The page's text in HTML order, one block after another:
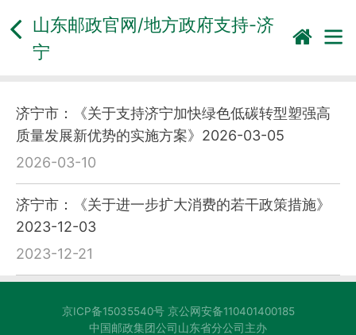
山东邮政官网/地方政府支持-济
宁
济宁市：《关于支持济宁加快绿色低碳转型塑强高
质量发展新优势的实施方案》2026-03-05
2026-03-10
济宁市：《关于进一步扩大消费的若干政策措施》
2023-12-03
2023-12-21
京ICP备15035540号 京公网安备110401400185
中国邮政集团公司山东省分公司主办